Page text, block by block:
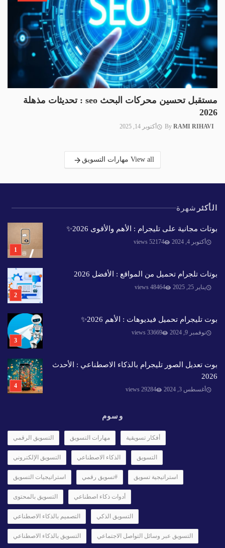
مستقبل تحسين محركات البحث seo : تحديثات مذهلة
2026
By RAMI RIHAVI أكتوبر 14, 2025
View all مهارات التسويق
الأكثر شهرة
بوتات مجانية على تليجرام : الأهم والأقوى 2026✨️
أكتوبر 4, 2024 52174 views
بوتات تلجرام تحميل من المواقع : الأفضل 2026
يناير 25, 2025 48464 views
بوت تليجرام تحميل فيديوهات : الأهم 2026✨️
نوفمبر 9, 2024 33669 views
بوت تعديل الصور تليجرام بالذكاء الاصطناعي : الأحدث
2026
أغسطس 3, 2024 29284 views
وسوم
التسويق الرقمي مهارات التسويق أفكار تسويقية
التسويق الإلكتروني الذكاء الاصطناعي التسويق
استراتيجيات التسويق #تسويق رقمي استراتيجية تسويق
التسويق بالمحتوى أدوات ذكاء اصطناعي
التصميم بالذكاء الاصطناعي التسويق الذكي
التسويق بالذكاء الاصطناعي التسويق عبر وسائل التواصل الاجتماعي